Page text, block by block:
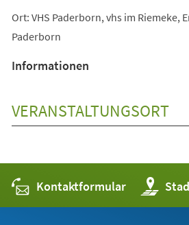
Ort: VHS Paderborn, vhs im Riemeke,
Paderborn
Informationen
VERANSTALTUNGSORT
Kontaktformular (Öffnet
in
einem